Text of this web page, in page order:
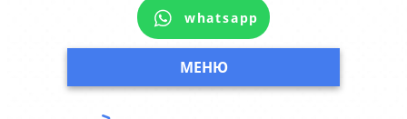
whatsapp
МЕНЮ